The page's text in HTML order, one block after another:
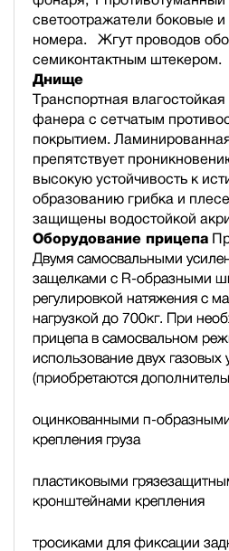
светоотражатели боковые
номера. Жгут проводов
семиконтактным штекером.
Днище
Транспортная
фанера с сетчатым
покрытием.
препятствует
высокую устойчивость к
образованию грибка и
защищены водостойкой
Оборудование прицепа
Двумя самосвальными
защелками с R-образными
регулировкой натяжения с
нагрузкой до 700кг. При
прицепа в самосвальном
использование двух газовых
(приобретаются
оцинкованными п-
крепления груза
пластиковыми
кронштейнами крепления
тросиками для фиксации